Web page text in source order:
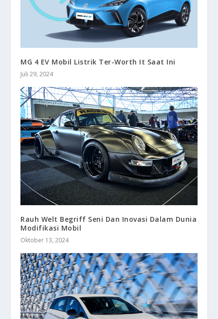
MG 4 EV Mobil Listrik Ter-Worth It Saat Ini
Juli 29, 2024
Rauh Welt Begriff Seni Dan Inovasi Dalam Dunia
Modifikasi Mobil
Oktober 13, 2024